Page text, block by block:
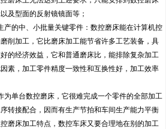
及型面的反射镜镜面等；
产的中、小批量关键零件：数控磨床能在计算机控
削加工，它比磨床加工能节省许多工艺装备，具
的经济效益，它和普通磨床比，能排除复杂加工
素，加工零件精度一致性和互换性好，加工效率
为单台数控磨床，它很难完成一个零件的全部加工
转接配合，因而有生产节拍和车间生产能力平衡
磨床加工特点，数控车床又要合理地在别的加工